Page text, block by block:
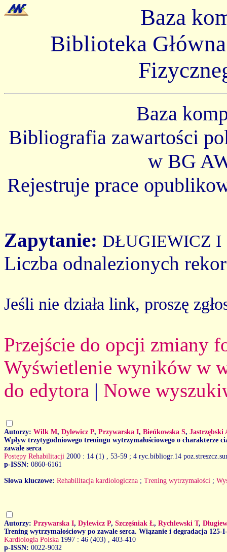
Baza
Biblioteka
Baza
Bibliografia zawartości
w BG
Rejestruje prace
Zapytanie: DŁUGIEWICZ I
Liczba odnalezionych
Jeśli nie działa link, proszę
Przejście do opcji zmiany
Wyświetlenie wyników w
do edytora | Nowe
Autorzy: Wilk M, Dylewicz P, Przywarska I, Bieńkowska S, Jastrzębski
Wpływ trzytygodniowego treningu wytrzymałościowego o
zawale serca
Postępy Rehabilitacji 2000 : 14 (1)
, 53-59 ; 4 ryc.bibliogr.14
p-ISSN: 0860-6161
Słowa kluczowe: Rehabilitacja kardiologiczna ; Trening wytrzymałości ;
Autorzy: Przywarska I, Dylewicz P, Szczęśniak Ł, Rychlewski T,
Trening wytrzymałościowy po zawale serca. Wiązanie i degradacja
Kardiologia Polska 1997 : 46 (403)
, 403-410
p-ISSN: 0022-9032